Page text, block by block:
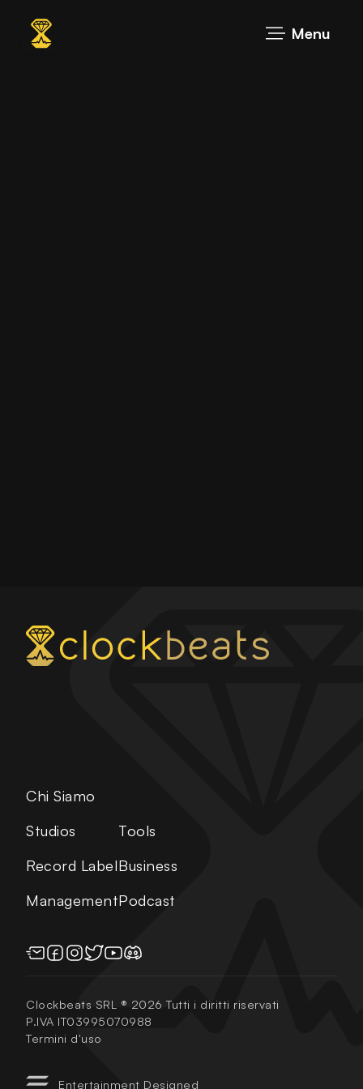
Menu
TANTO VALE REALIZZARE QUALCOSA DI
GRANDE.
Chi Siamo
Studios
Record Label
Management
Tools
Business
Podcast
Clockbeats SRL ® 2026 Tutti i diritti riservati
P.IVA IT03995070988
Termini d'uso
Entertainment Designed